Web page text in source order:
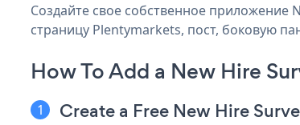
Создайте свое собственное приложение
страницу Plentymarkets, пост, боковую
How To Add a New Hire
Create a Free New Hire